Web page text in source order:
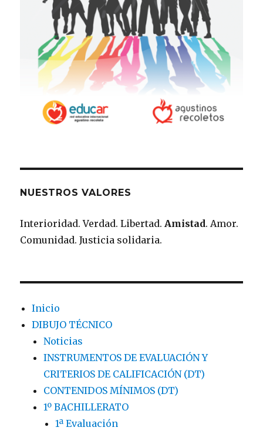
NUESTROS VALORES
Interioridad. Verdad. Libertad. Amistad. Amor.
Comunidad. Justicia solidaria.
Inicio
DIBUJO TÉCNICO
Noticias
INSTRUMENTOS DE EVALUACIÓN Y
CRITERIOS DE CALIFICACIÓN (DT)
CONTENIDOS MÍNIMOS (DT)
1º BACHILLERATO
1ª Evaluación